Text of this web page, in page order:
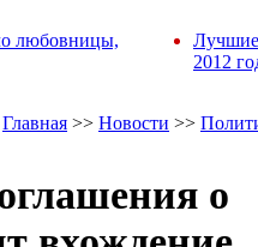
любовницы,
Лучшие
2012
Главная >> Новости >>
о